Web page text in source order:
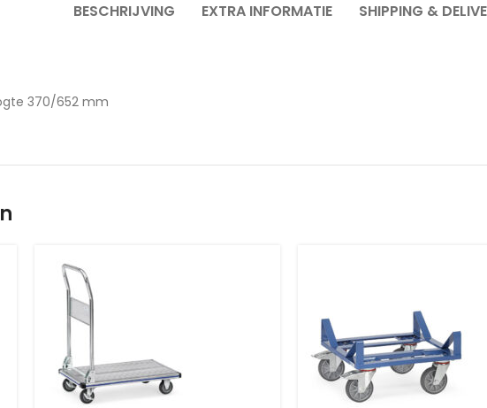
BESCHRIJVING EXTRA INFORMATIE SHIPPING &
370/652 mm